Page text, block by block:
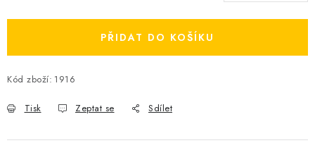
PŘIDAT DO KOŠÍKU
Kód zboží: 1916
Tisk Zeptat se Sdílet